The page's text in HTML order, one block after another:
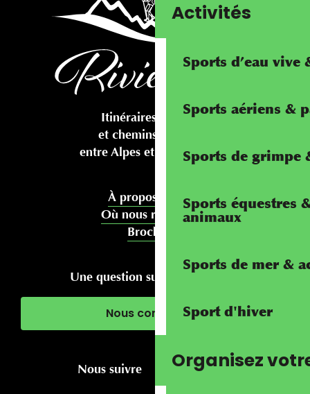
Activités
Sports d’eau vive
Sports aériens &
Sports de grimpe
Sports équestres
animaux
Sports de mer &
Sport d'hiver
Organisez
Itinéraires cyclables
et chemins pédestres
entre Alpes et Méditerranée
À propos de nous
Où nous rencontrer
Brochures
Une question sur votre séjour ?
Nous contacter
Nous suivre